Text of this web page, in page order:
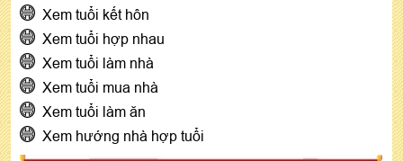
Xem tuổi kết hôn
Xem tuổi hợp nhau
Xem tuổi làm nhà
Xem tuổi mua nhà
Xem tuổi làm ăn
Xem hướng nhà hợp tuổi